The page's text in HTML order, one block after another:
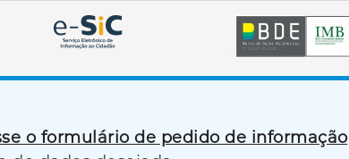
o formulário de pedido de informação